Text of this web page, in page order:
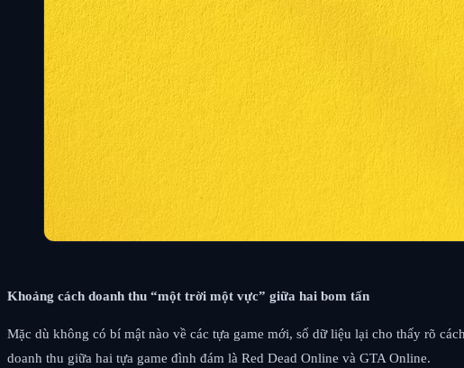
Khoảng cách doanh thu “một trời một vực” giữa hai bom tấn
Mặc dù không có bí mật nào về các tựa game mới, số dữ liệu lại cho thấy rõ
doanh thu giữa hai tựa game đình đám là Red Dead Online và GTA Online.